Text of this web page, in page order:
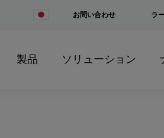
Change
お問い合わせ ラ
製品 ソリューション